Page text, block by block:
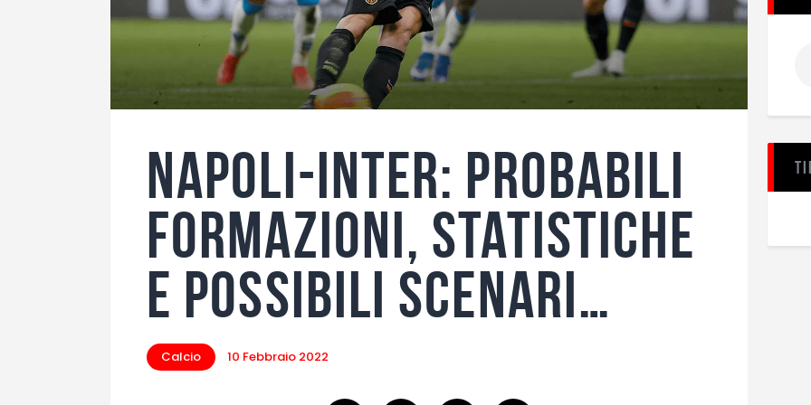
Napoli-Inter: probabili
formazioni, statistiche
e possibili scenari…
Calcio 10 Febbraio 2022